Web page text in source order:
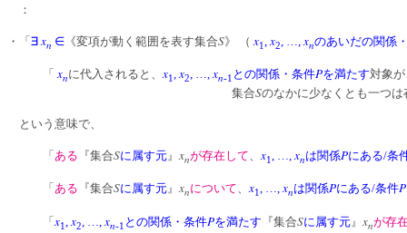
：
・「∃ xn ∈ 《変項が動く範囲を表す集合S》 （ x1 x2 xnのあいだの関係
「 xnに代入されると、x1,x2, …,xn-1 との関係・条件Pを満たす対象
集合Sのなかに少なくとも一つは
という意味で、
「 ある 『集合Sに属す元 』 xnが存在して x1 xnは関係Pにある/条
「 ある 『集合Sに属す元』xnについて、x1, …,xnは関係Pにある/条件P
「x1,x2, …,xn-1 との関係・条件Pを満たす 『集合Sに属す元』xnが存